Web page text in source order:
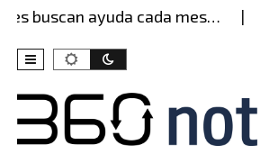
buscan ayuda cada mes…